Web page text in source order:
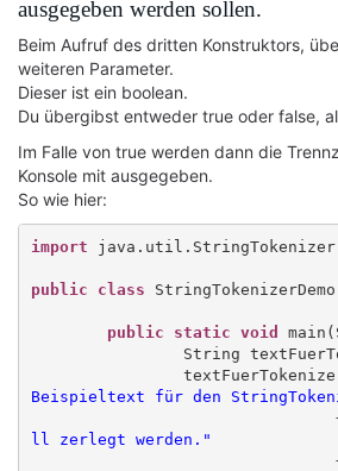
ausgegeben werden sollen.
Beim Aufruf des dritten Konstruktors,
weiteren Parameter.
Dieser ist ein boolean.
Du übergibst entweder true oder false,
Im Falle von true werden dann die
Konsole mit ausgegeben.
So wie hier:
import
public class
public static void
Beispieltext für den
ll zerlegt werden."